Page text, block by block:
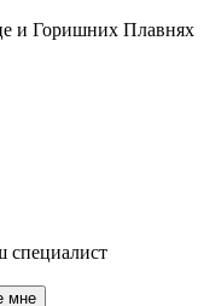
и Горишних Плавнях
специалист